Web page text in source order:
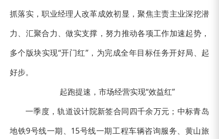
抓落实，职业经理人改革成效初显，聚焦主责主业深挖潜
力、汇聚合力、做实支撑，努力推动各项工作加速起势，
多个版块实现“开门红”，为完成全年目标任务开好局、起
好步。
起跑提速，市场经营实现“效益红”
一季度，轨道设计院新签合同四千余万元；中标青岛
地铁9号线一期、15号线一期工程车辆咨询服务、黄山旅